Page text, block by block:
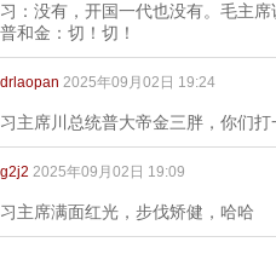
习：没有，开国一代也没有。毛主席
普和金：切！切！
drlaopan 2025年09月02日 19:24
习主席川总统普大帝金三胖，你们
g2j2 2025年09月02日 19:09
习主席满面红光，步伐矫健，哈哈